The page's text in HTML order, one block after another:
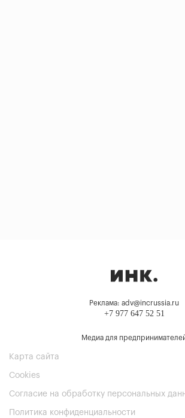
Реклама: adv@incrussia.ru
+7 977 647 52 51
Медиа для
Карта сайта
Cookies
Согласие на обработку персональных
Политика конфиденциальности